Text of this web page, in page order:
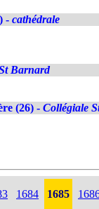
- cathédrale
Barnard
(26) - Collégiale
1684 1685